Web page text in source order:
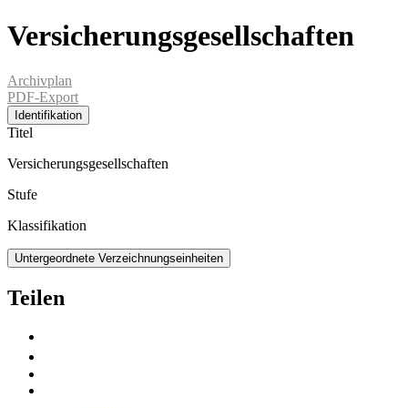
Versicherungsgesellschaften
Archivplan
PDF-Export
Identifikation
Titel
Versicherungsgesellschaften
Stufe
Klassifikation
Untergeordnete Verzeichnungseinheiten
Teilen